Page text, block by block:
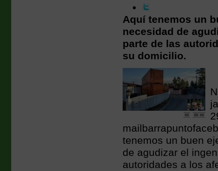
Aquí tenemos un
necesidad de
parte de las
su domicilio.
tenemos un buen
de agudizar el
autoridades a los